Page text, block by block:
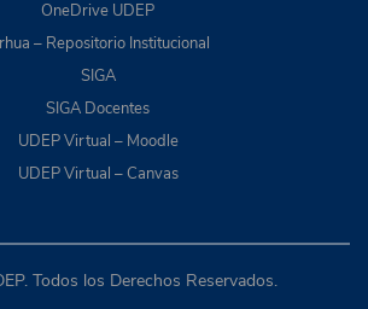
OneDrive UDEP
– Repositorio Institucional
SIGA
SIGA Docentes
UDEP Virtual – Moodle
UDEP Virtual – Canvas
Todos los Derechos Reservados.